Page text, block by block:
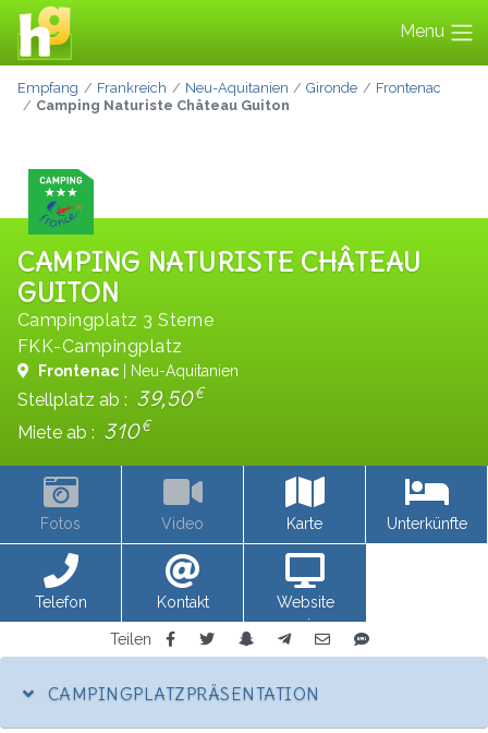
Menu
Empfang Frankreich Neu-Aquitanien Gironde
Frontenac
Camping Naturiste Château Guiton
CAMPING NATURISTE CHÂTEAU
GUITON
Campingplatz 3 Sterne
FKK-Campingplatz
Frontenac | Neu-Aquitanien
Stellplatz ab : 39,50€
Miete ab : 310€
Fotos Video Karte Unterkünfte
Telefon Kontakt
Website
anzeigen
Teilen
CAMPINGPLATZPRÄSENTATION